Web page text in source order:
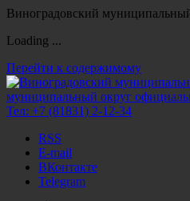
Виноградовский
Loading ...
Перейти к содержимому
муниципальный округ
Тел: +7 (81831) 2-12-34
RSS
E-mail
ВКонтакте
Telegram